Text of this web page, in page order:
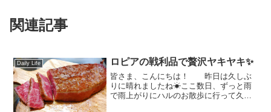
関連記事
Daily Life ロピアの戦利品で贅沢ヤキヤキ✨
皆さま、こんにちは！ 昨日は久しぶ
りに晴れましたね☀ここ数日、ずっと雨
で雨上がりにハルのお散歩に行って久し